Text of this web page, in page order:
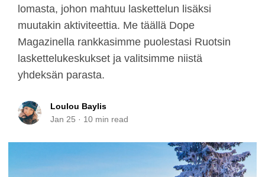
lomasta, johon mahtuu laskettelun lisäksi
muutakin aktiviteettia. Me täällä Dope
Magazinella rankkasimme puolestasi Ruotsin
laskettelukeskukset ja valitsimme niistä
yhdeksän parasta.
Loulou Baylis
Jan 25 · 10 min read